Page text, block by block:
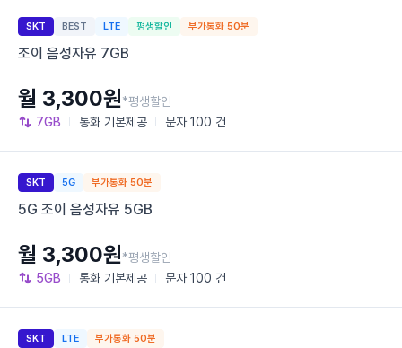
SKT BEST LTE 평생할인 부가통화 50분
조이 음성자유 7GB
7GB 통화 기본제공 문자 100 건
월 3,300원*평생할인
SKT 5G 부가통화 50분
5G 조이 음성자유 5GB
5GB 통화 기본제공 문자 100 건
월 3,300원*평생할인
SKT LTE 부가통화 50분